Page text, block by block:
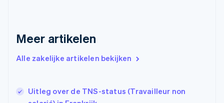
Meer artikelen
Alle zakelijke artikelen bekijken
Uitleg over de TNS-status (Travailleur non
English
English
Ierland
English